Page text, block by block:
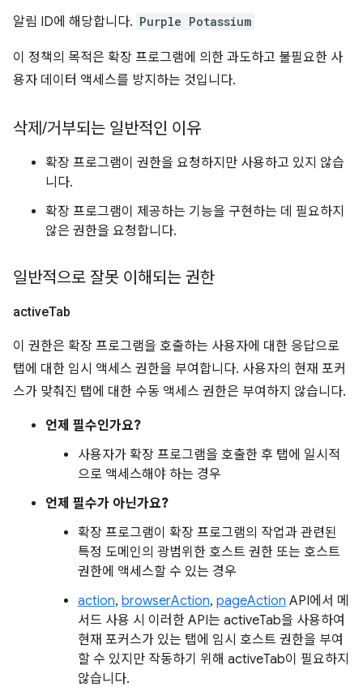
알림 ID에 해당합니다. Purple Potassium
이 정책의 목적은 확장 프로그램에 의한 과도하고 불필요한 사
용자 데이터 액세스를 방지하는 것입니다.
삭제 /거부되는 일반적인 이유
확장 프로그램이 권한을 요청하지만 사용하고 있지 않습
니다.
확장 프로그램이 제공하는 기능을 구현하는 데 필요하지
않은 권한을 요청합니다.
일반적으로 잘못 이해되는 권한
activeTab
이 권한은 확장 프로그램을 호출하는 사용자에 대한 응답으로
탭에 대한 임시 액세스 권한을 부여합니다. 사용자의 현재 포커
스가 맞춰진 탭에 대한 수동 액세스 권한은 부여하지 않습니다.
언제 필수인가요?
사용자가 확장 프로그램을 호출한 후 탭에 일시적
으로 액세스해야 하는 경우
언제 필수가 아닌가요?
확장 프로그램이 확장 프로그램의 작업과 관련된
특정 도메인의 광범위한 호스트 권한 또는 호스트
권한에 액세스할 수 있는 경우
action, browserAction, pageAction API에서 메
서드 사용 시 이러한 API는 activeTab을 사용하여
현재 포커스가 있는 탭에 임시 호스트 권한을 부여
할 수 있지만 작동하기 위해 activeTab이 필요하지
않습니다.